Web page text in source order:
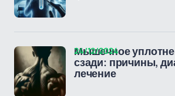
Мышечное
сзади: причины,
лечение
24/12/2024